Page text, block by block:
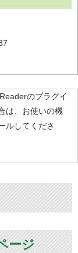
のプラグイ
は、お使いの機
ルしてくださ
ージ